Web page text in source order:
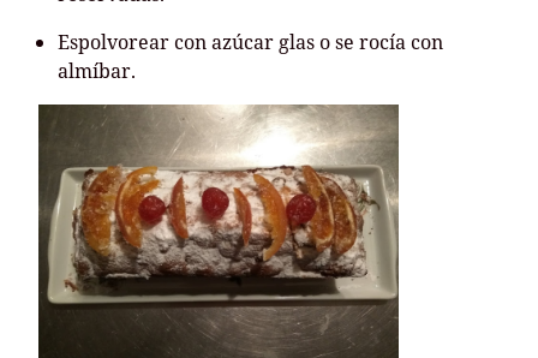
Espolvorear con azúcar glas o se rocía con
almíbar.